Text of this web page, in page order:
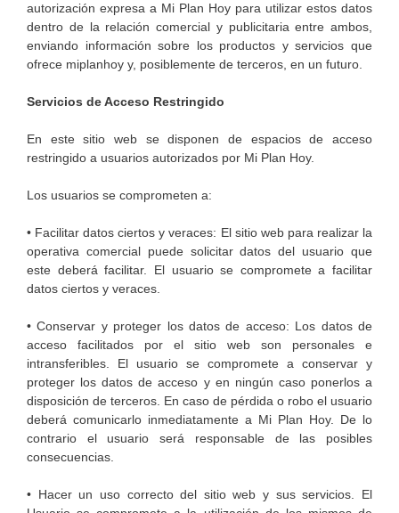
autorización expresa a Mi Plan Hoy para utilizar estos datos
dentro de la relación comercial y publicitaria entre ambos,
enviando información sobre los productos y servicios que
ofrece miplanhoy y, posiblemente de terceros, en un futuro.
Servicios de Acceso Restringido
En este sitio web se disponen de espacios de acceso
restringido a usuarios autorizados por Mi Plan Hoy.
Los usuarios se comprometen a:
• Facilitar datos ciertos y veraces: El sitio web para realizar la
operativa comercial puede solicitar datos del usuario que
este deberá facilitar. El usuario se compromete a facilitar
datos ciertos y veraces.
• Conservar y proteger los datos de acceso: Los datos de
acceso facilitados por el sitio web son personales e
intransferibles. El usuario se compromete a conservar y
proteger los datos de acceso y en ningún caso ponerlos a
disposición de terceros. En caso de pérdida o robo el usuario
deberá comunicarlo inmediatamente a Mi Plan Hoy. De lo
contrario el usuario será responsable de las posibles
consecuencias.
• Hacer un uso correcto del sitio web y sus servicios. El